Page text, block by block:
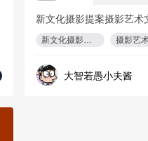
摄影艺
大智若愚小夫酱